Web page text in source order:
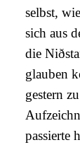
selbst,
sich aus
die
glauben
gestern
passierte